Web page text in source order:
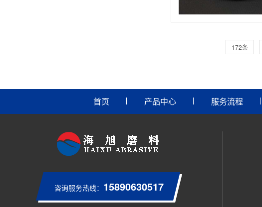
172条
首页 产品中心 服务流程
咨询服务热线： 15890630517